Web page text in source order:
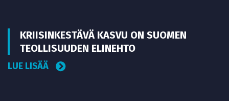
KRIISINKESTÄVÄ KASVU ON SUOMEN
TEOLLISUUDEN ELINEHTO
LUE LISÄÄ